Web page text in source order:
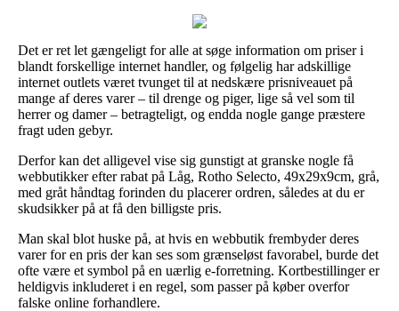
Det er ret let gængeligt for alle at søge information om priser i
blandt forskellige internet handler, og følgelig har adskillige
internet outlets været tvunget til at nedskære prisniveauet på
mange af deres varer – til drenge og piger, lige så vel som til
herrer og damer – betragteligt, og endda nogle gange præstere
fragt uden gebyr.
Derfor kan det alligevel vise sig gunstigt at granske nogle få
webbutikker efter rabat på Låg, Rotho Selecto, 49x29x9cm, grå,
med gråt håndtag forinden du placerer ordren, således at du er
skudsikker på at få den billigste pris.
Man skal blot huske på, at hvis en webbutik frembyder deres
varer for en pris der kan ses som grænseløst favorabel, burde det
ofte være et symbol på en uærlig e-forretning. Kortbestillinger er
heldigvis inkluderet i en regel, som passer på køber overfor
falske online forhandlere.